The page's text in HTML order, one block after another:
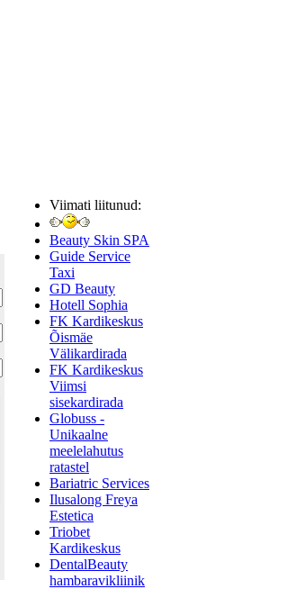
Viimati liitunud:
Beauty Skin SPA
Guide Service
Taxi
GD Beauty
Hotell Sophia
FK Kardikeskus
Õismäe
Välikardirada
FK Kardikeskus
Viimsi
sisekardirada
Globuss -
Unikaalne
meelelahutus
ratastel
Bariatric Services
Ilusalong Freya
Estetica
Triobet
Kardikeskus
DentalBeauty
hambaravikliinik